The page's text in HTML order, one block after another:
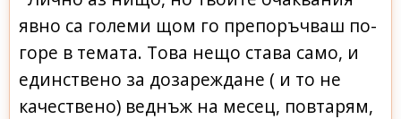
явно са големи щом го препоръчваш по-
горе в темата. Това нещо става само, и
единствено за дозареждане ( и то не
качествено) веднъж на месец, повтарям,